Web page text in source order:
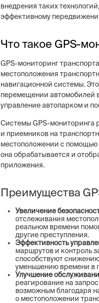
внедрения таких
эффективному
Что такое GPS-
GPS-мониторинг
местоположения
навигационной системы.
перемещении автомобилей
управление автопарком и
Системы GPS-мониторинга
и приемников на
местоположении с помощью
она обрабатывается и
приложения.
Преимущества
Увеличение
отслеживания
реальном времени
другие преступления.
Эффективность
маршрутов и контроль
способствуют
уменьшению времени в
Улучшение
реагирование на
возможным благодаря
о местоположении